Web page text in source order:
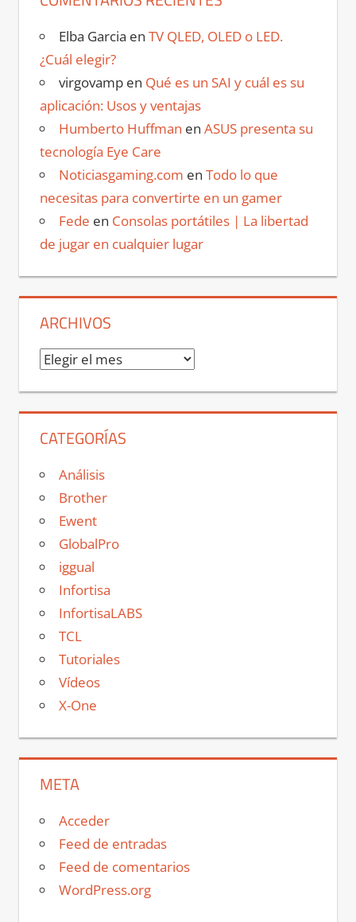
Elba Garcia en TV QLED, OLED o LED.
¿Cuál elegir?
virgovampen Qué es un SAI y cuál es su
aplicación: Usos y ventajas
Humberto Huffman en ASUS presenta su
tecnología Eye Care
Noticiasgaming.com en Todo lo que
necesitas para convertirte en un gamer
Fede en Consolas portátiles | La libertad
de jugar en cualquier lugar
ARCHIVOS
Archivos
CATEGORÍAS
Análisis
Brother
Ewent
GlobalPro
iggual
Infortisa
InfortisaLABS
TCL
Tutoriales
Vídeos
X-One
META
Acceder
Feed de entradas
Feed de comentarios
WordPress.org